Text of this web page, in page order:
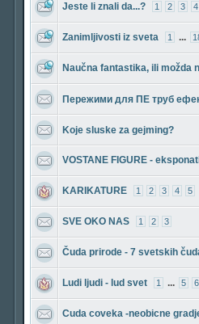
Jeste li znali da...? 1 2 3 4
Zanimljivosti iz sveta 1 ...
Naučna fantastika, ili možda
Пережими для ПЕ труб
Koje sluske za gejming?
VOSTANE FIGURE -
KARIKATURE 1 2 3 4 5
SVE OKO NAS 1 2 3
Čuda prirode - 7 svetskih
Ludi ljudi - lud svet 1 ... 5 6
Cuda coveka -neobicne